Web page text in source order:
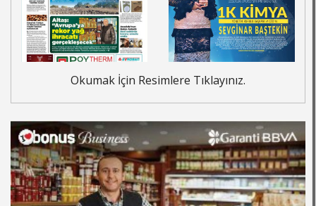
Okumak İçin Resimlere Tıklayınız.